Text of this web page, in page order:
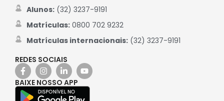
Alunos:(32) 3237-9191
Matrículas:0800 702 9232
Matrículas internacionais:(32) 3237-9191
REDES SOCIAIS
BAIXE NOSSO APP